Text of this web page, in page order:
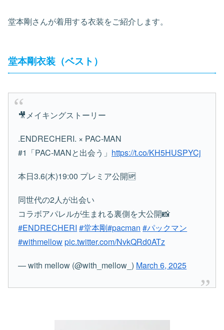
堂本剛さんが着用する衣装をご紹介します。
堂本剛衣装（ベスト）
🎥メイキングストーリー
.ENDRECHERI. × PAC-MAN
#1「PAC-MANと出会う」 https://t.co/KH5HUSPYCj
本日3.6(木)19:00 プレミア公開🆙
同世代の2人が出会い
コラボアパレルが生まれる裏側を大公開📸
#ENDRECHERI #堂本剛#pacman #パックマン
#withmellowpic.twitter.com/NvkQRd0ATz
— with mellow (@with_mellow_) March 6, 2025